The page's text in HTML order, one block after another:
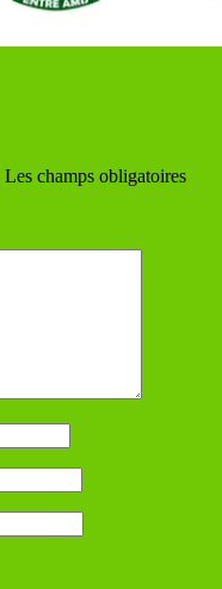
Les champs obligatoires